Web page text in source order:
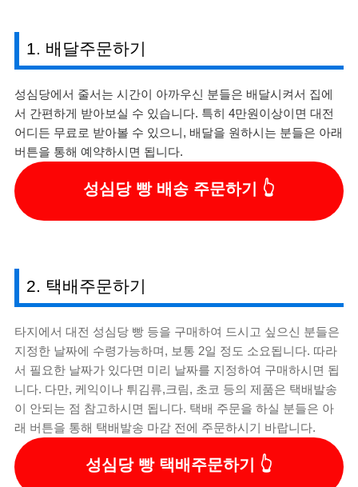
1. 배달주문하기
성심당에서 줄서는 시간이 아까우신 분들은 배달시켜서 집에
서 간편하게 받아보실 수 있습니다. 특히 4만원이상이면 대전
어디든 무료로 받아볼 수 있으니, 배달을 원하시는 분들은 아래
버튼을 통해 예약하시면 됩니다.
성심당 빵 배송 주문하기
2. 택배주문하기
타지에서 대전 성심당 빵 등을 구매하여 드시고 싶으신 분들은
지정한 날짜에 수령가능하며, 보통 2일 정도 소요됩니다. 따라
서 필요한 날짜가 있다면 미리 날짜를 지정하여 구매하시면 됩
니다. 다만, 케익이나 튀김류,크림, 초코 등의 제품은 택배발송
이 안되는 점 참고하시면 됩니다. 택배 주문을 하실 분들은 아
래 버튼을 통해 택배발송 마감 전에 주문하시기 바랍니다.
성심당 빵 택배주문하기